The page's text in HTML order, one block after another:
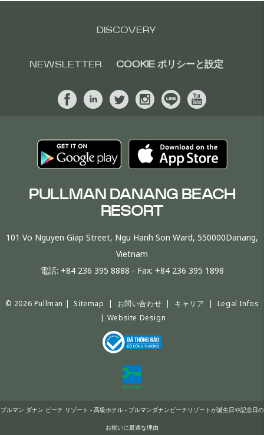
DISCOVERY
NEWSLETTER COOKIE ポリシーと設定
PULLMAN DANANG BEACH
RESORT
101 Vo Nguyen Giap Street, Ngu Hanh Son Ward, 550000Danang,
Vietnam
電話: +84 236 395 8888 - Fax: +84 236 395 1898
© 2026 Pullman | Sitemap | お問い合わせ | キャリア | Legal Infos
| Website Design
プルマン ダナン ビーチ リゾート - 高級ホテル - プルマンダナンビーチリゾートが誕生日や記念日の
お祝いに最適な理由